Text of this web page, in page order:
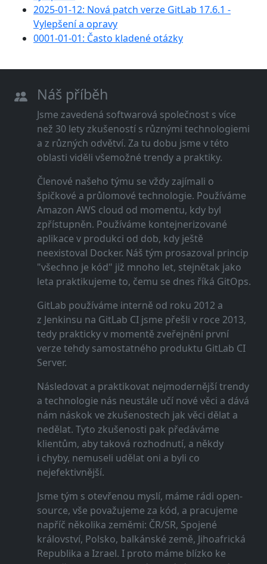
2025-01-12: Nová patch verze GitLab 17.6.1 -
Vylepšení a opravy
0001-01-01: Často kladené otázky
Náš příběh
Jsme zavedená softwarová společnost s více
než 30 lety zkušeností s různými technologiemi
a z různých odvětví. Za tu dobu jsme v této
oblasti viděli všemožné trendy a praktiky.
Členové našeho týmu se vždy zajímali o
špičkové a průlomové technologie. Používáme
Amazon AWS cloud od momentu, kdy byl
zpřístupněn. Používáme kontejnerizované
aplikace v produkci od dob, kdy ještě
neexistoval Docker. Náš tým prosazoval princip
"všechno je kód" již mnoho let, stejnětak jako
leta praktikujeme to, čemu se dnes říká GitOps.
GitLab používáme interně od roku 2012 a
z Jenkinsu na GitLab CI jsme přešli v roce 2013,
tedy prakticky v momentě zveřejnění první
verze tehdy samostatného produktu GitLab CI
Server.
Následovat a praktikovat nejmodernější trendy
a technologie nás neustále učí nové věci a dává
nám náskok ve zkušenostech jak věci dělat a
nedělat. Tyto zkušenosti pak předáváme
klientům, aby taková rozhodnutí, a někdy
i chyby, nemuseli udělat oni a byli co
nejefektivnější.
Jsme tým s otevřenou myslí, máme rádi open-
source, vše považujeme za kód, a pracujeme
napříč několika zeměmi: ČR/SR, Spojené
království, Polsko, balkánské země, Jihoafrická
Republika a Izrael. I proto máme blízko ke